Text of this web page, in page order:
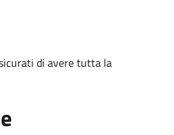
di avere tutta la